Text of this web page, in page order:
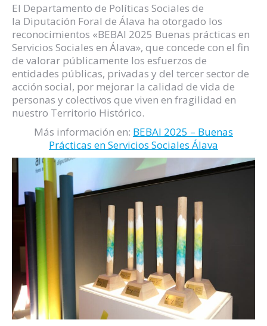
El Departamento de Políticas Sociales de
la Diputación Foral de Álava ha otorgado los
reconocimientos «BEBAI 2025 Buenas prácticas en
Servicios Sociales en Álava», que concede con el fin
de valorar públicamente los esfuerzos de
entidades públicas, privadas y del tercer sector de
acción social, por mejorar la calidad de vida de
personas y colectivos que viven en fragilidad en
nuestro Territorio Histórico.
Más información en: BEBAI 2025 – Buenas
Prácticas en Servicios Sociales Álava